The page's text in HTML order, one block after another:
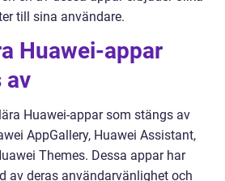
till sina användare.
Huawei-appar
av
Huawei-appar som stängs av
AppGallery, Huawei Assistant,
Themes. Dessa appar har
av deras användarvänlighet och